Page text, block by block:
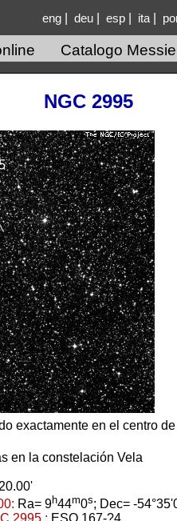
eng| deu| esp| ita|
Catalogo
NGC 2995
exactamente en el centro
en la constelación Vela
20.00'
Ra= 9h44m0s; Dec= -